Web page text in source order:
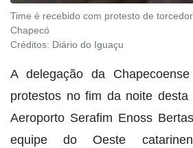
Time é recebido com protesto de
Chapecó
Créditos: Diário do Iguaçu
A delegação da
protestos no fim da noite desta
Aeroporto Serafim Enoss
equipe do Oeste